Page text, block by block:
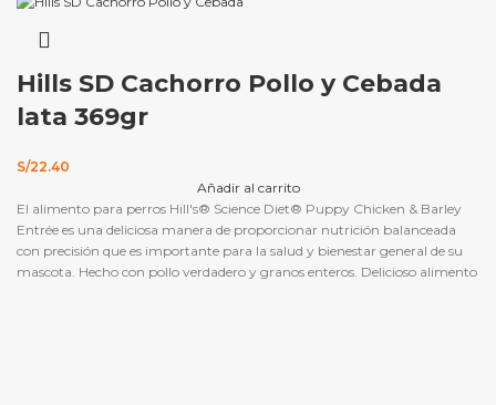
Hills SD Cachorro Pollo y Cebada
lata 369gr
S/22.40
Añadir al carrito
El alimento para perros Hill's® Science Diet® Puppy Chicken & Barley
Entrée es una deliciosa manera de proporcionar nutrición balanceada
con precisión que es importante para la salud y bienestar general de su
mascota. Hecho con pollo verdadero y granos enteros. Delicioso alimento